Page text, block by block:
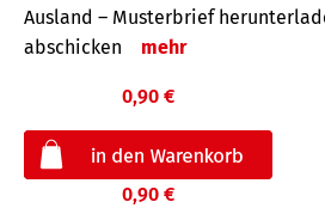
Ausland – Musterbrief
abschicken
mehr
0,90 €
0,90 €